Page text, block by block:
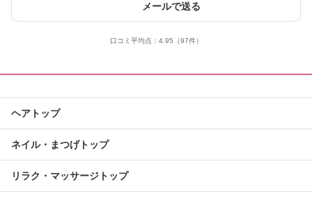
メールで送る
口コミ平均点： 4.95 （97件）
ヘアトップ
ネイル・まつげトップ
リラク・マッサージトップ